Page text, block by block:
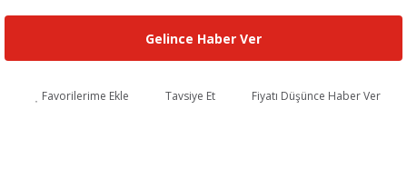
Gelince Haber Ver
Favorilerime Ekle Tavsiye Et Fiyatı Düşünce Haber Ver